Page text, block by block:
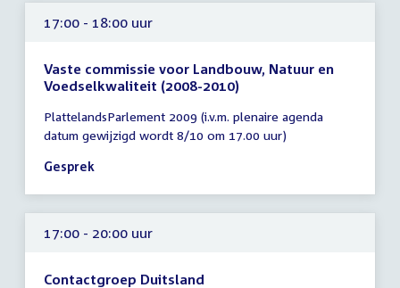
17:00 - 18:00 uur
Vaste commissie voor Landbouw, Natuur en
Voedselkwaliteit (2008-2010)
vergadering
17:00
-
uur
PlattelandsParlement 2009 (i.v.m. plenaire agenda
datum gewijzigd wordt 8/10 om 17.00 uur)
Gesprek
17:00 - 20:00 uur
Contactgroep Duitsland